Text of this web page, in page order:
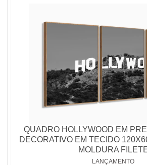
QUADRO HOLLYWOOD EM
DECORATIVO EM TECIDO
MOLDURA
LANÇAMENTO